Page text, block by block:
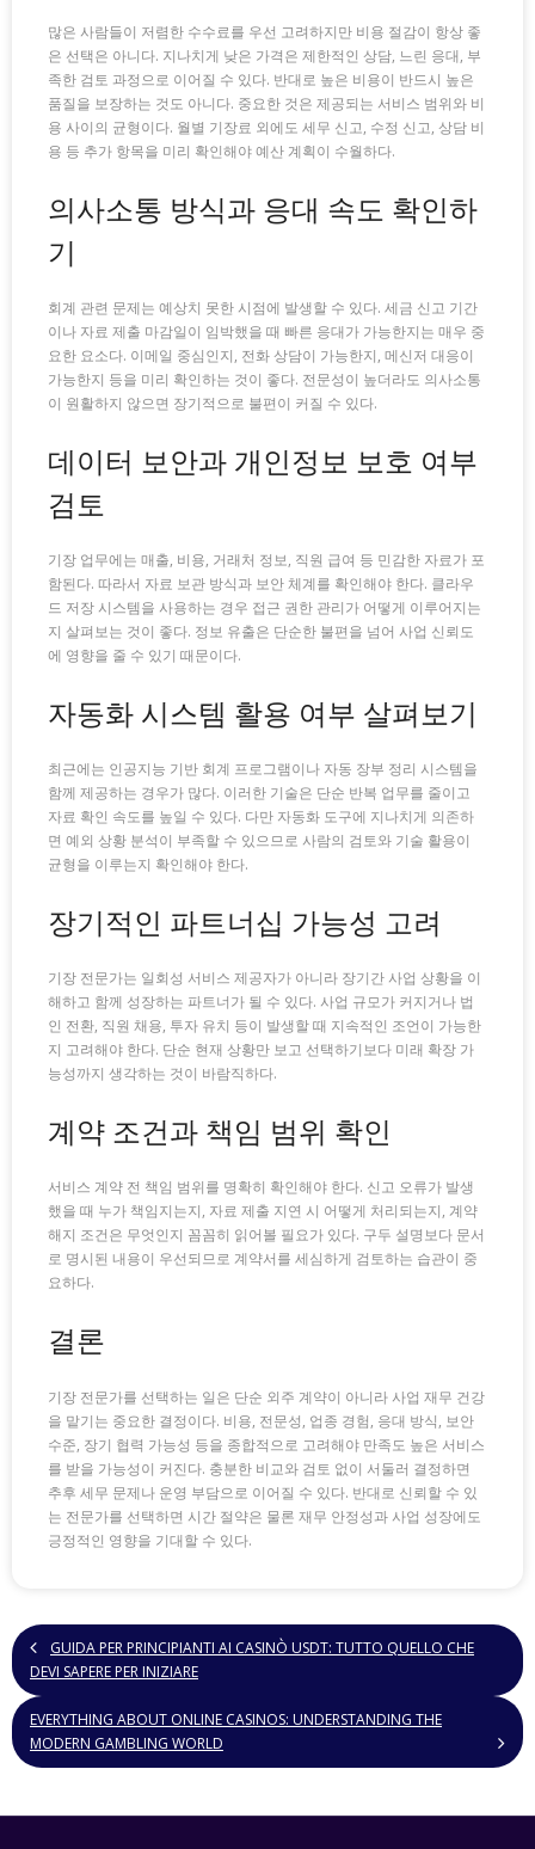
많은 사람들이 저렴한 수수료를 우선 고려하지만 비용 절감이 항상 좋
은 선택은 아니다. 지나치게 낮은 가격은 제한적인 상담, 느린 응대, 부
족한 검토 과정으로 이어질 수 있다. 반대로 높은 비용이 반드시 높은
품질을 보장하는 것도 아니다. 중요한 것은 제공되는 서비스 범위와 비
용 사이의 균형이다. 월별 기장료 외에도 세무 신고, 수정 신고, 상담 비
용 등 추가 항목을 미리 확인해야 예산 계획이 수월하다.
의사소통 방식과 응대 속도 확인하
기
회계 관련 문제는 예상치 못한 시점에 발생할 수 있다. 세금 신고 기간
이나 자료 제출 마감일이 임박했을 때 빠른 응대가 가능한지는 매우 중
요한 요소다. 이메일 중심인지, 전화 상담이 가능한지, 메신저 대응이
가능한지 등을 미리 확인하는 것이 좋다. 전문성이 높더라도 의사소통
이 원활하지 않으면 장기적으로 불편이 커질 수 있다.
데이터 보안과 개인정보 보호 여부
검토
기장 업무에는 매출, 비용, 거래처 정보, 직원 급여 등 민감한 자료가 포
함된다. 따라서 자료 보관 방식과 보안 체계를 확인해야 한다. 클라우
드 저장 시스템을 사용하는 경우 접근 권한 관리가 어떻게 이루어지는
지 살펴보는 것이 좋다. 정보 유출은 단순한 불편을 넘어 사업 신뢰도
에 영향을 줄 수 있기 때문이다.
자동화 시스템 활용 여부 살펴보기
최근에는 인공지능 기반 회계 프로그램이나 자동 장부 정리 시스템을
함께 제공하는 경우가 많다. 이러한 기술은 단순 반복 업무를 줄이고
자료 확인 속도를 높일 수 있다. 다만 자동화 도구에 지나치게 의존하
면 예외 상황 분석이 부족할 수 있으므로 사람의 검토와 기술 활용이
균형을 이루는지 확인해야 한다.
장기적인 파트너십 가능성 고려
기장 전문가는 일회성 서비스 제공자가 아니라 장기간 사업 상황을 이
해하고 함께 성장하는 파트너가 될 수 있다. 사업 규모가 커지거나 법
인 전환, 직원 채용, 투자 유치 등이 발생할 때 지속적인 조언이 가능한
지 고려해야 한다. 단순 현재 상황만 보고 선택하기보다 미래 확장 가
능성까지 생각하는 것이 바람직하다.
계약 조건과 책임 범위 확인
서비스 계약 전 책임 범위를 명확히 확인해야 한다. 신고 오류가 발생
했을 때 누가 책임지는지, 자료 제출 지연 시 어떻게 처리되는지, 계약
해지 조건은 무엇인지 꼼꼼히 읽어볼 필요가 있다. 구두 설명보다 문서
로 명시된 내용이 우선되므로 계약서를 세심하게 검토하는 습관이 중
요하다.
결론
기장 전문가를 선택하는 일은 단순 외주 계약이 아니라 사업 재무 건강
을 맡기는 중요한 결정이다. 비용, 전문성, 업종 경험, 응대 방식, 보안
수준, 장기 협력 가능성 등을 종합적으로 고려해야 만족도 높은 서비스
를 받을 가능성이 커진다. 충분한 비교와 검토 없이 서둘러 결정하면
추후 세무 문제나 운영 부담으로 이어질 수 있다. 반대로 신뢰할 수 있
는 전문가를 선택하면 시간 절약은 물론 재무 안정성과 사업 성장에도
긍정적인 영향을 기대할 수 있다.
GUIDA PER PRINCIPIANTI AI CASINÒ USDT: TUTTO QUELLO CHE
DEVI SAPERE PER INIZIARE
EVERYTHING ABOUT ONLINE CASINOS: UNDERSTANDING THE
MODERN GAMBLING WORLD